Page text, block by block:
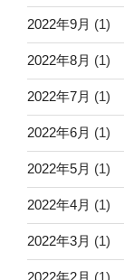
2022年9月 (1)
2022年8月 (1)
2022年7月 (1)
2022年6月 (1)
2022年5月 (1)
2022年4月 (1)
2022年3月 (1)